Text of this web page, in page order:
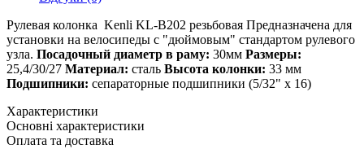
Рулевая колонка Kenli KL-B202 резьбовая Предназначена для
установки на велосипеды с "дюймовым" стандартом рулевого
узла. Посадочный диаметр в раму: 30мм Размеры:
25,4/30/27 Материал: сталь Высота колонки: 33 мм
Подшипники: сепараторные подшипники (5/32" x 16)
Характеристики
Основні характеристики
Оплата та доставка